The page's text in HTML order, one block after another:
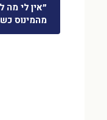
״אין לי מה
מהמינוס